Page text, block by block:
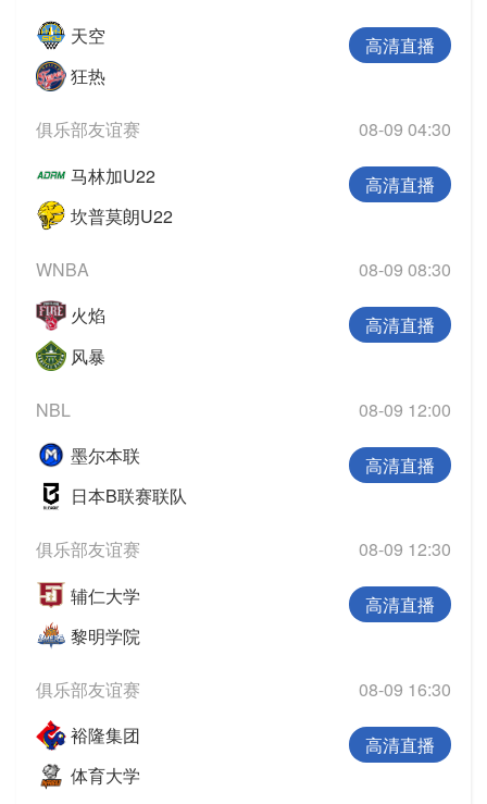
天空
狂热
高清直播
俱乐部友谊赛
08-09 04:30
马林加U22
坎普莫朗U22
高清直播
WNBA
08-09 08:30
火焰
风暴
高清直播
NBL
08-09 12:00
墨尔本联
日本B联赛联队
高清直播
俱乐部友谊赛
08-09 12:30
辅仁大学
黎明学院
高清直播
俱乐部友谊赛
08-09 16:30
裕隆集团
体育大学
高清直播